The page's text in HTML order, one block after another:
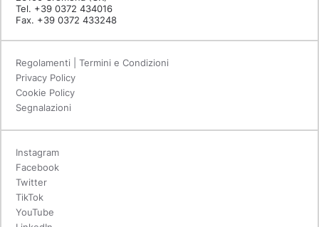
Tel. +39 0372 434016
Fax. +39 0372 433248
Regolamenti | Termini e Condizioni
Privacy Policy
Cookie Policy
Segnalazioni
Instagram
Facebook
Twitter
TikTok
YouTube